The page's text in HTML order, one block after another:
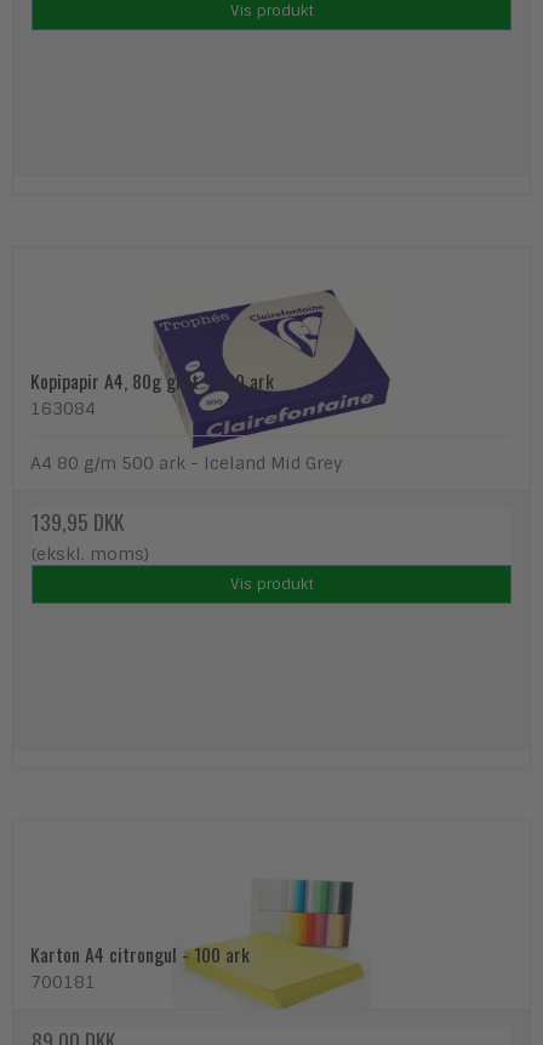
Vis produkt
Kopipapir A4, 80g gråt - 500 ark
163084
A4 80 g/m 500 ark - Iceland Mid Grey
139,95 DKK
(ekskl. moms)
Vis produkt
Karton A4 citrongul - 100 ark
700181